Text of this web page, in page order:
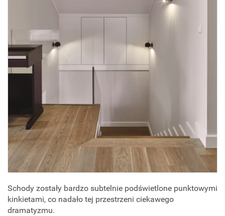
Schody zostały bardzo subtelnie podświetlone punktowymi
kinkietami, co nadało tej przestrzeni ciekawego
dramatyzmu.